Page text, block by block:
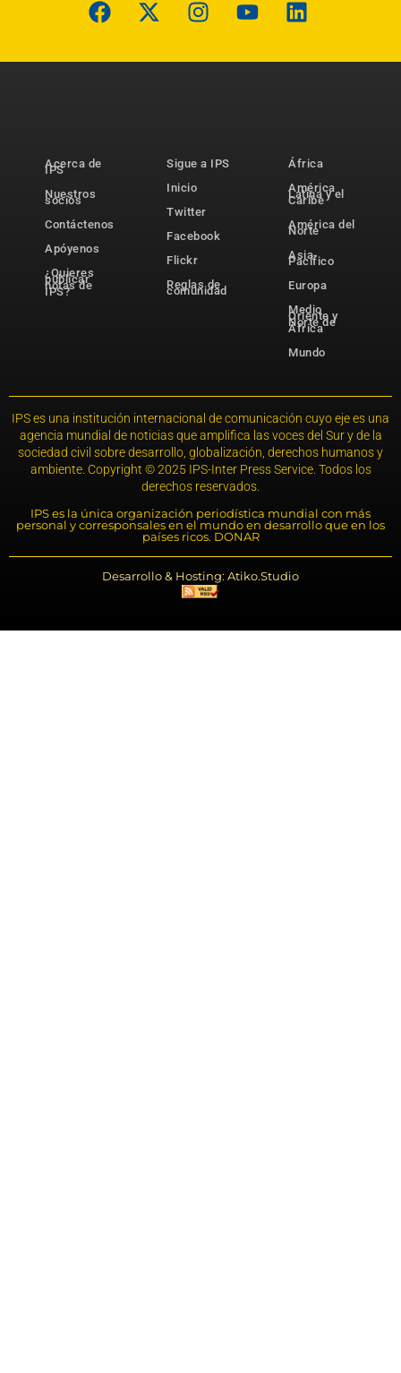
Acerca de
IPS
Nuestros
socios
Contáctenos
Apóyenos
¿Quieres
publicar
notas de
IPS?
Sigue a IPS
Inicio
Twitter
Facebook
Flickr
Reglas de
comunidad
África
América
Latina y el
Caribe
América del
Norte
Asia-
Pacífico
Europa
Medio
Oriente y
Norte de
África
Mundo
IPS es una institución internacional de comunicación cuyo eje es una
agencia mundial de noticias que amplifica las voces del Sur y de la
sociedad civil sobre desarrollo, globalización, derechos humanos y
ambiente. Copyright © 2025 IPS-Inter Press Service. Todos los
derechos reservados.
IPS es la única organización periodística mundial con más
personal y corresponsales en el mundo en desarrollo que en los
países ricos. DONAR
Desarrollo & Hosting: Atiko.Studio